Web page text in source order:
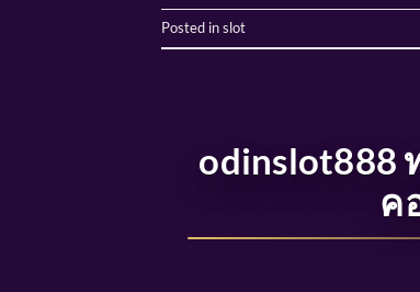
Posted inslot
odinslot888
ค